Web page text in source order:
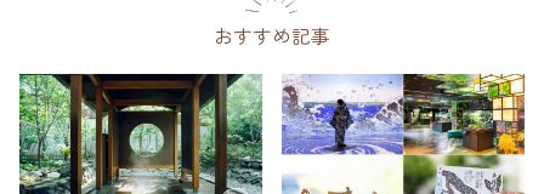
おすすめ記事